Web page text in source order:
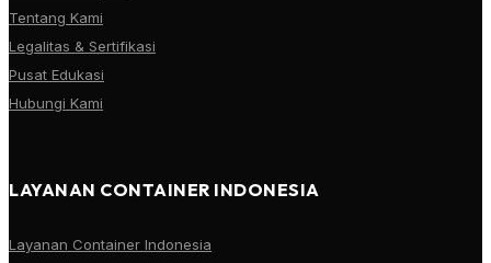
Tentang Kami
Legalitas & Sertifikasi
Pusat Edukasi
Hubungi Kami
LAYANAN CONTAINER INDONESIA
Layanan Container Indonesia